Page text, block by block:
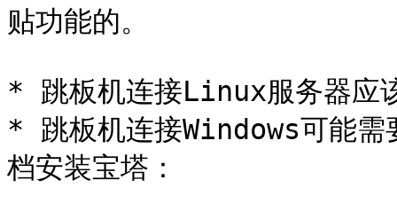
贴功能的。
* 跳板机连接Linux服务器应
* 跳板机连接Windows可能
档安装宝塔：